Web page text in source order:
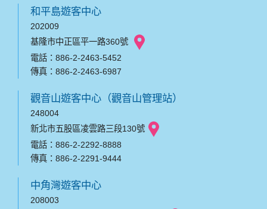
和平島遊客中心
202009
基隆市中正區平一路360號
電話：886-2-2463-5452
傳真：886-2-2463-6987
觀音山遊客中心（觀音山管理站）
248004
新北市五股區凌雲路三段130號
電話：886-2-2292-8888
傳真：886-2-2291-9444
中角灣遊客中心
208003